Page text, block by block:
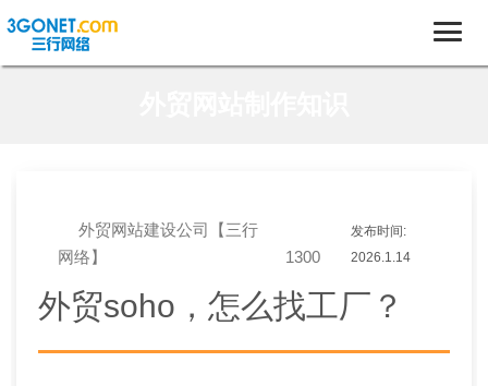
外贸网站建设公司【三行
网络】
1300
发布时间:
2026.1.14
外贸soho，怎么找工厂？